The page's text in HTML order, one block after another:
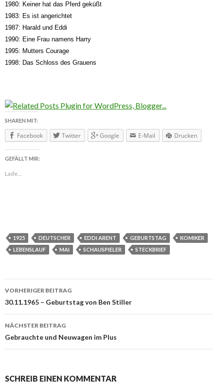
1980: Keiner hat das Pferd geküßt
1983: Es ist angerichtet
1987: Harald und Eddi
1990: Eine Frau namens Harry
1995: Mutters Courage
1998: Das Schloss des Grauens
SHAREN MIT:
Facebook Twitter Google E-Mail Drucken
GEFÄLLT MIR:
Lade...
1925 DEUTSCHER EDDI ARENT GEBURTSTAG
KOMIKER
LEBENSLAUF
MAI SCHAUSPIELER STECKBRIEF
Beitragsnavigation
VORHERIGER BEITRAG
30.11.1965 – Geburtstag von Ben Stiller
NÄCHSTER BEITRAG
Gebrauchte und Neuwagen im Plus
SCHREIB EINEN KOMMENTAR